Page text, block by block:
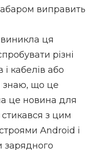
виправить
ця
різні
і кабелів або
знаю, що це
це новина для
з цим
Android і
зарядного